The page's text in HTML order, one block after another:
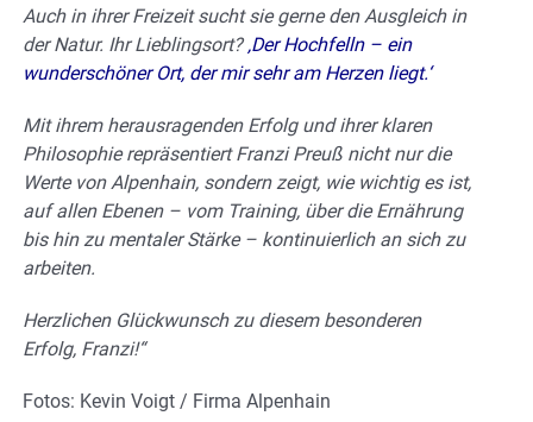
Auch in ihrer Freizeit sucht sie gerne den Ausgleich in
der Natur. Ihr Lieblingsort?‚Der Hochfelln – ein
wunderschöner Ort, der mir sehr am Herzen liegt.‘
Mit ihrem herausragenden Erfolg und ihrer klaren
Philosophie repräsentiert Franzi Preuß nicht nur die
Werte von Alpenhain, sondern zeigt, wie wichtig es ist,
auf allen Ebenen – vom Training, über die Ernährung
bis hin zu mentaler Stärke – kontinuierlich an sich zu
arbeiten.
Herzlichen Glückwunsch zu diesem besonderen
Erfolg, Franzi!“
Fotos: Kevin Voigt / Firma Alpenhain